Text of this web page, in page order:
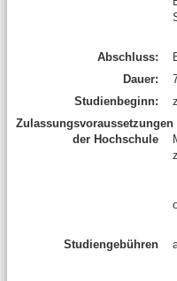
Abschluss:
Dauer:
Studienbeginn:
Zulassungsvoraussetzungen
der Hochschule
Studiengebühren